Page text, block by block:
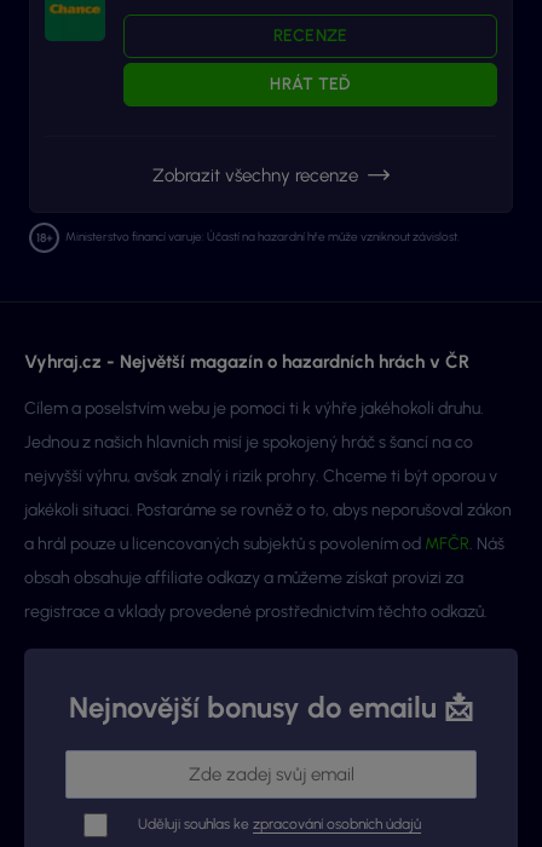
RECENZE
HRÁT TEĎ
Zobrazit všechny recenze
Ministerstvo financí varuje: Účastí na hazardní hře může vzniknout závislost.
Vyhraj.cz - Největší magazín o hazardních hrách v ČR
Cílem a poselstvím webu je pomoci ti k výhře jakéhokoli druhu.
Jednou z našich hlavních misí je spokojený hráč s šancí na co
nejvyšší výhru, avšak znalý i rizik prohry. Chceme ti být oporou v
jakékoli situaci. Postaráme se rovněž o to, abys neporušoval zákon
a hrál pouze u licencovaných subjektů s povolením od MFČR. Náš
obsah obsahuje affiliate odkazy a můžeme získat provizi za
registrace a vklady provedené prostřednictvím těchto odkazů.
Nejnovější bonusy do emailu 📩
Uděluji souhlas ke zpracování osobních údajů